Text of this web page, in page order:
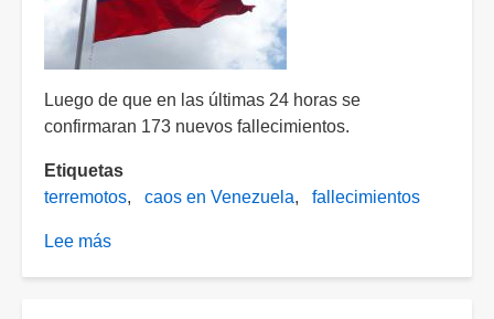
tragedia
Luego de que en las últimas 24 horas se
confirmaran 173 nuevos fallecimientos.
Etiquetas
terremotos
caos en Venezuela fallecimientos
Lee más